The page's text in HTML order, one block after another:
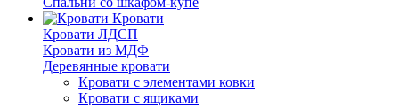
Кровати
Кровати ЛДСП
Кровати из МДФ
Деревянные кровати
Кровати с элементами ковки
Кровати с ящиками